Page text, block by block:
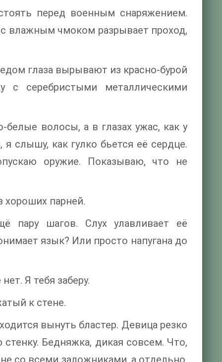
перед военным снаряжением.
влажным чмоком разрывает проход,
глаза вырывают из красно-бурой
с серебристыми металлическими
волосы, а в глазах ужас, как у
слышу, как гулко бьется её сердце.
оружие. Показываю, что не
парней.
пару шагов. Слух улавливает её
язык? Или просто напугана до
Я тебя заберу.
к стене.
вынуть бластер. Девица резко
Бедняжка, дикая совсем. Что,
со всеми заложниками, а отдельно,